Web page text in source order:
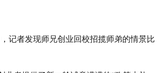
记者发现师兄创业回校招揽师弟的情景比